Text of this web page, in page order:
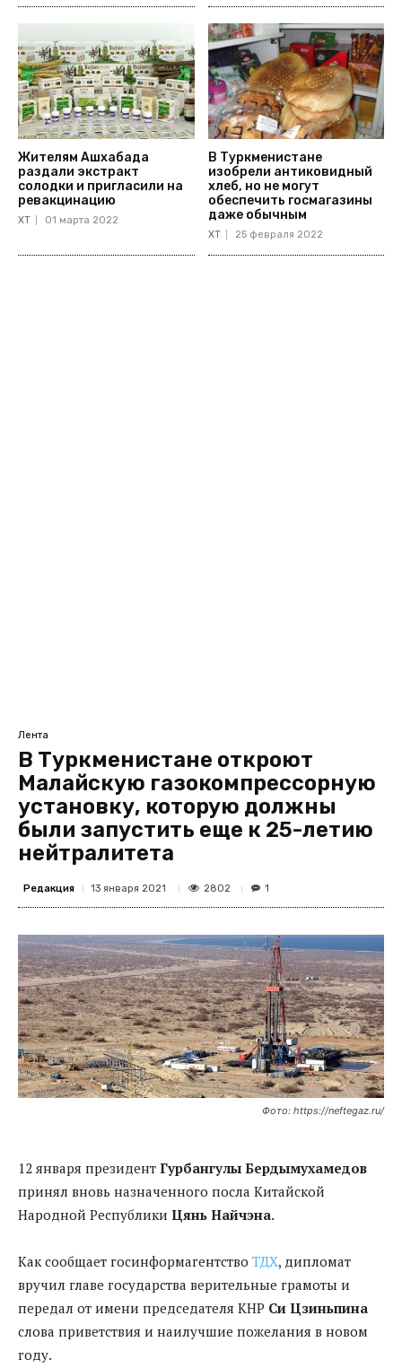
Жителям Ашхабада
раздали экстракт
солодки и пригласили на
ревакцинацию
ХТ 01 марта 2022
В Туркменистане
изобрели антиковидный
хлеб, но не могут
обеспечить госмагазины
даже обычным
ХТ 25 февраля 2022